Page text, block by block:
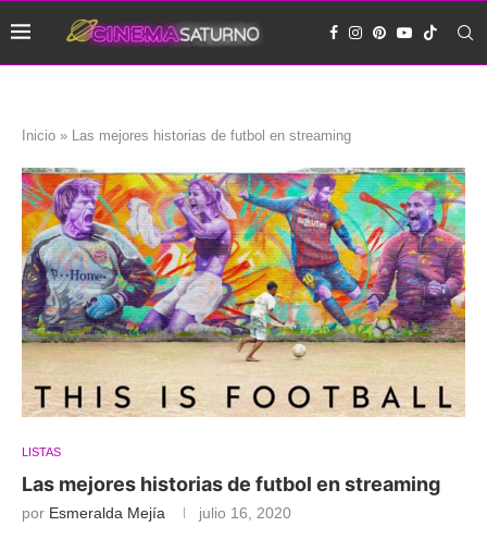
Inicio » Las mejores historias de futbol en streaming
LISTAS
Las mejores historias de futbol en streaming
por Esmeralda Mejía julio 16, 2020